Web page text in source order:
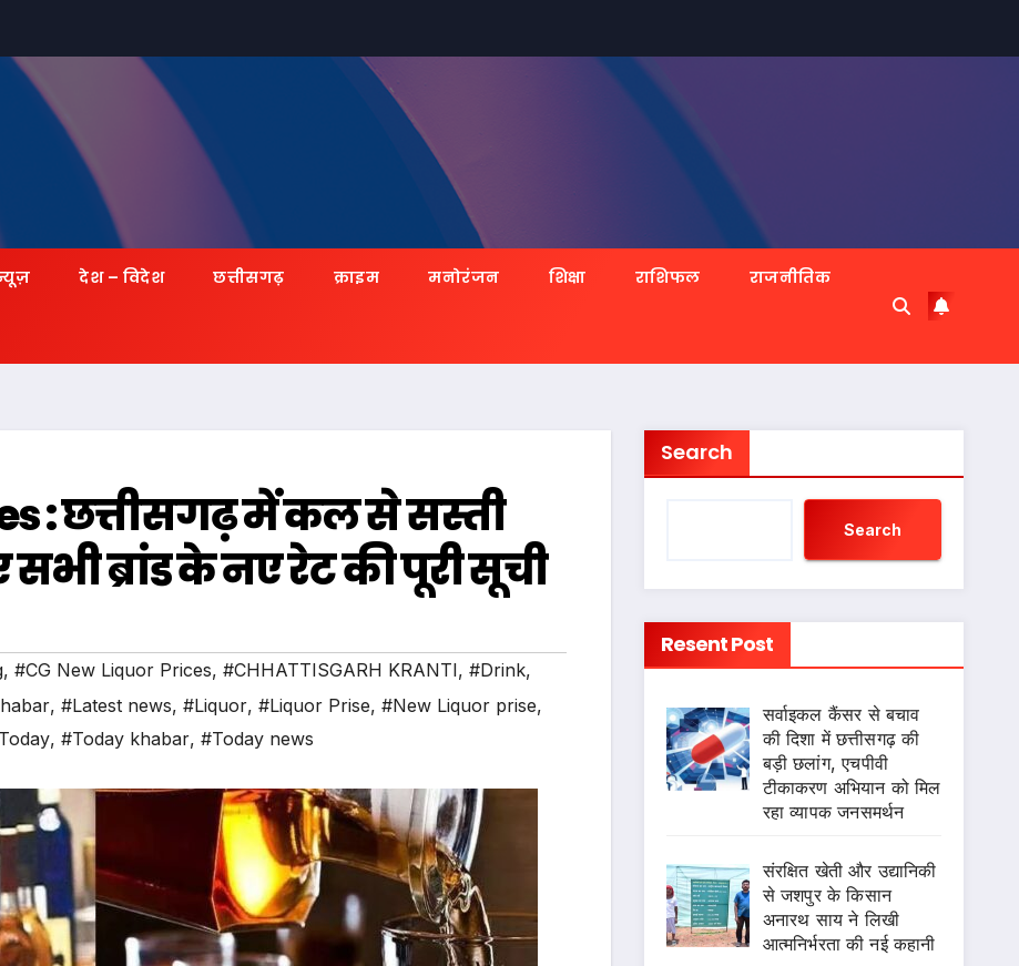
देश – विदेश छत्तीसगढ़ क्राइम मनोरंजन शिक्षा राशिफल राजनीतिक
: छत्तीसगढ़ में कल से सस्ती
ब्रांड के नए रेट की पूरी सूची
, #CG New Liquor Prices, #CHHATTISGARH KRANTI, #Drink,
, #Latest news, #Liquor, #Liquor Prise, #New Liquor prise,
, #Today khabar, #Today news
Search
Search
Resent Post
सर्वाइकल कैंसर से बचाव
की दिशा में छत्तीसगढ़ की
बड़ी छलांग, एचपीवी
टीकाकरण अभियान को मिल
रहा व्यापक जनसमर्थन
संरक्षित खेती और उद्यानिकी
से जशपुर के किसान
अनारथ साय ने लिखी
आत्मनिर्भरता की नई कहानी